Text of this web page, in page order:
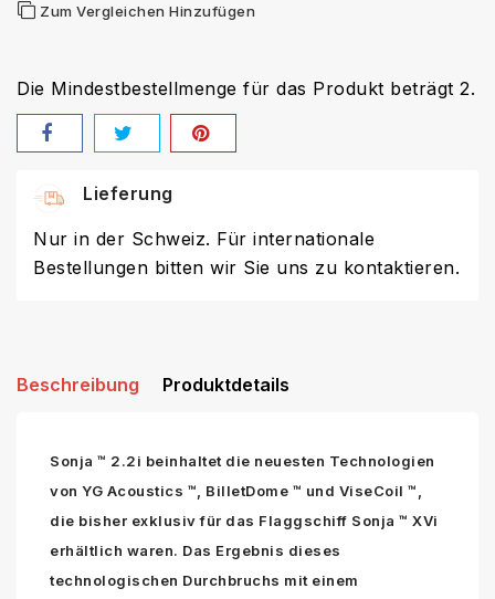
Zum Vergleichen Hinzufügen
Die Mindestbestellmenge für das Produkt beträgt 2.
Lieferung
Nur in der Schweiz. Für internationale
Bestellungen bitten wir Sie uns zu kontaktieren.
Beschreibung Produktdetails
Sonja ™ 2.2i beinhaltet die neuesten Technologien
von YG Acoustics ™, BilletDome ™ und ViseCoil ™,
die bisher exklusiv für das Flaggschiff Sonja ™ XVi
erhältlich waren. Das Ergebnis dieses
technologischen Durchbruchs mit einem